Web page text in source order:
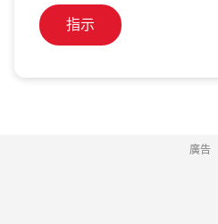
指示
廣告